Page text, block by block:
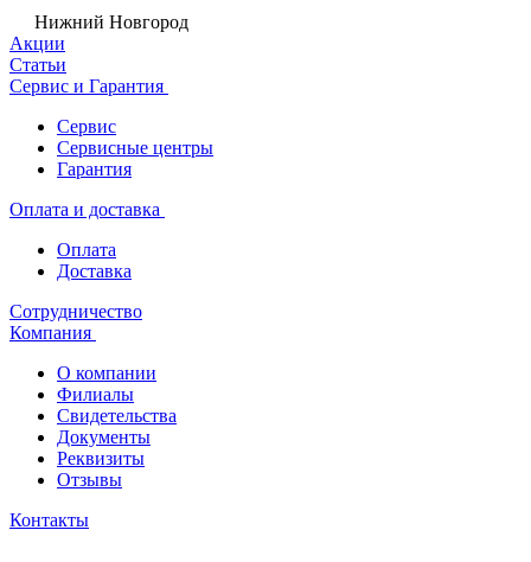
Нижний Новгород
Акции
Статьи
Сервис и Гарантия
Сервис
Сервисные центры
Гарантия
Оплата и доставка
Оплата
Доставка
Сотрудничество
Компания
О компании
Филиалы
Свидетельства
Документы
Реквизиты
Отзывы
Контакты